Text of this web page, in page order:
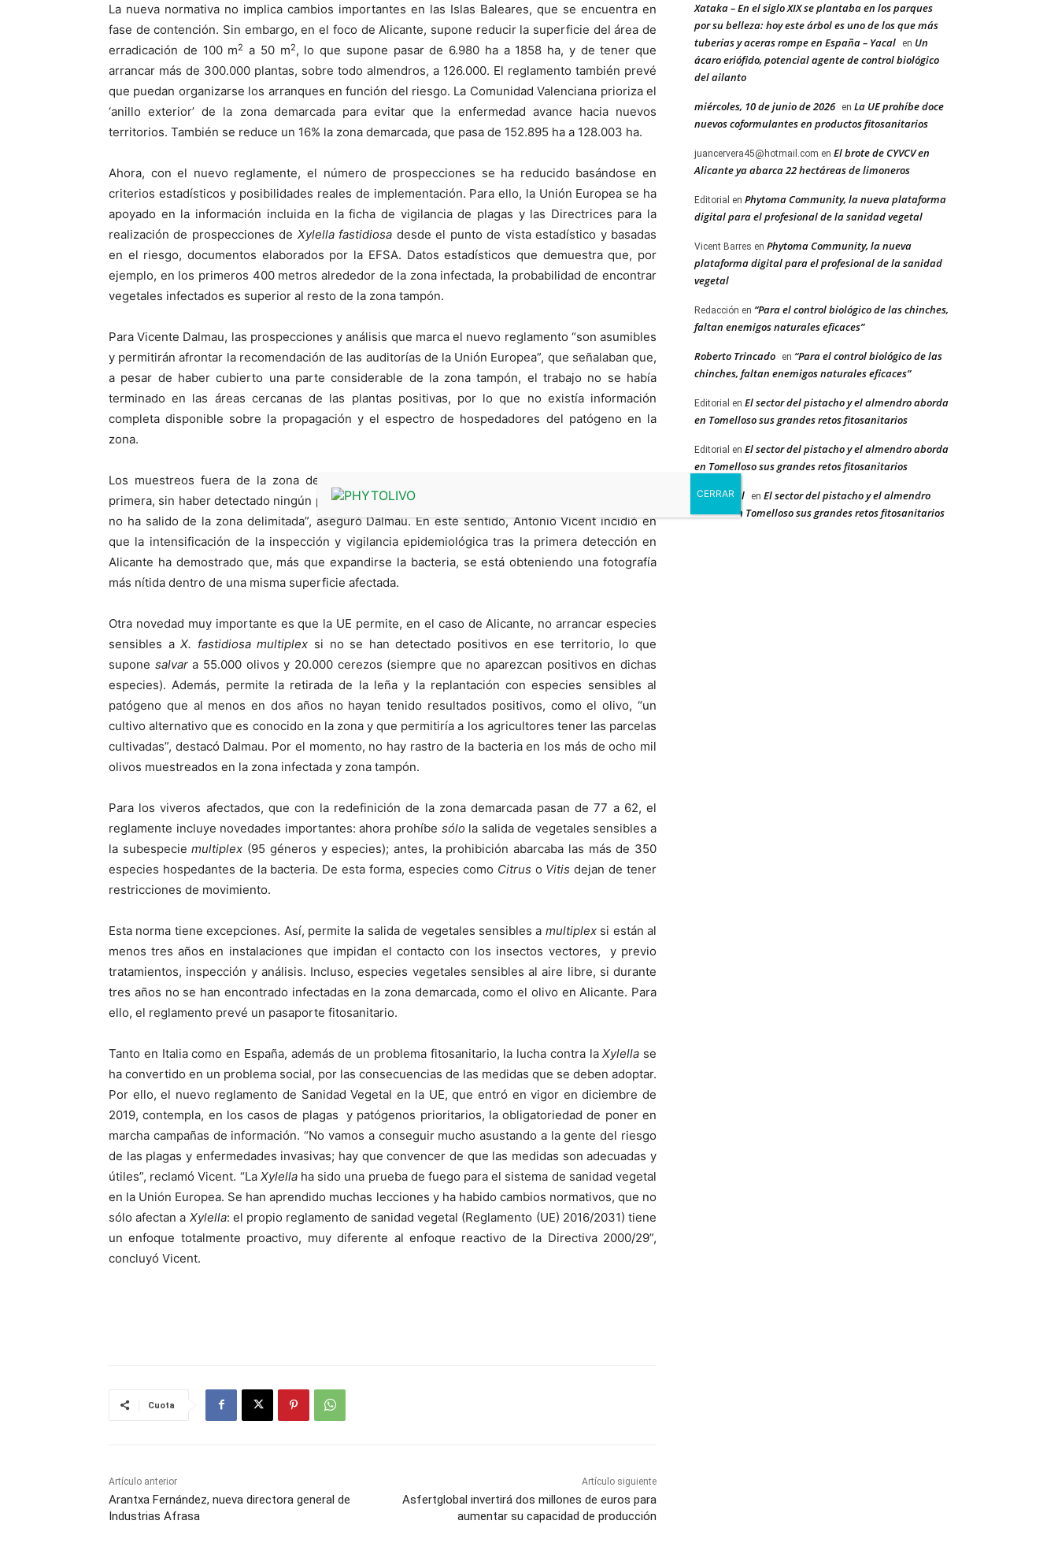
La nueva normativa no implica cambios importantes en las Islas Baleares, que se encuentra en
fase de contención. Sin embargo, en el foco de Alicante, supone reducir la superficie del área de
erradicación de 100 m2 a 50 m2, lo que supone pasar de 6.980 ha a 1858 ha, y de tener que
arrancar más de 300.000 plantas, sobre todo almendros, a 126.000. El reglamento también prevé
que puedan organizarse los arranques en función del riesgo. La Comunidad Valenciana prioriza el
‘anillo exterior’ de la zona demarcada para evitar que la enfermedad avance hacia nuevos
territorios. También se reduce un 16% la zona demarcada, que pasa de 152.895 ha a 128.003 ha.
Ahora, con el nuevo reglamente, el número de prospecciones se ha reducido basándose en
criterios estadísticos y posibilidades reales de implementación. Para ello, la Unión Europea se ha
apoyado en la información incluida en la ficha de vigilancia de plagas y las Directrices para la
realización de prospecciones de Xylella fastidiosa desde el punto de vista estadístico y basadas
en el riesgo, documentos elaborados por la EFSA. Datos estadísticos que demuestra que, por
ejemplo, en los primeros 400 metros alrededor de la zona infectada, la probabilidad de encontrar
vegetales infectados es superior al resto de la zona tampón.
Para Vicente Dalmau, las prospecciones y análisis que marca el nuevo reglamento “son asumibles
y permitirán afrontar la recomendación de las auditorías de la Unión Europea”, que señalaban que,
a pesar de haber cubierto una parte considerable de la zona tampón, el trabajo no se había
terminado en las áreas cercanas de las plantas positivas, por lo que no existía información
completa disponible sobre la propagación y el espectro de hospedadores del patógeno en la
zona.
Los muestreos fuera de la zona demarcada se han multiplicado en la zona que envuelve la
primera, sin haber detectado ningún positivo. “Tenemos una mayor certeza de que la enfermedad
no ha salido de la zona delimitada”, aseguró Dalmau. En este sentido, Antonio Vicent incidió en
que la intensificación de la inspección y vigilancia epidemiológica tras la primera detección en
Alicante ha demostrado que, más que expandirse la bacteria, se está obteniendo una fotografía
más nítida dentro de una misma superficie afectada.
Otra novedad muy importante es que la UE permite, en el caso de Alicante, no arrancar especies
sensibles aX. fastidiosa multiplex si no se han detectado positivos en ese territorio, lo que
supone salvara 55.000 olivos y 20.000 cerezos (siempre que no aparezcan positivos en dichas
especies). Además, permite la retirada de la leña y la replantación con especies sensibles al
patógeno que al menos en dos años no hayan tenido resultados positivos, como el olivo, “un
cultivo alternativo que es conocido en la zona y que permitiría a los agricultores tener las parcelas
cultivadas”, destacó Dalmau. Por el momento, no hay rastro de la bacteria en los más de ocho mil
olivos muestreados en la zona infectada y zona tampón.
Para los viveros afectados, que con la redefinición de la zona demarcada pasan de 77 a 62, el
reglamente incluye novedades importantes: ahora prohíbe sólola salida de vegetales sensibles a
la subespeciemultiplex (95 géneros y especies); antes, la prohibición abarcaba las más de 350
especies hospedantes de la bacteria. De esta forma, especies como Citrus o Vitis dejan de tener
restricciones de movimiento.
Esta norma tiene excepciones. Así, permite la salida de vegetales sensibles a multiplexsi están al
menos tres años en instalaciones que impidan el contacto con los insectos vectores, y previo
tratamientos, inspección y análisis. Incluso, especies vegetales sensibles al aire libre, si durante
tres años no se han encontrado infectadas en la zona demarcada, como el olivo en Alicante. Para
ello, el reglamento prevé un pasaporte fitosanitario.
Tanto en Italia como en España, además de un problema fitosanitario, la lucha contra laXylella se
ha convertido en un problema social, por las consecuencias de las medidas que se deben adoptar.
Por ello, el nuevo reglamento de Sanidad Vegetal en la UE, que entró en vigor en diciembre de
2019, contempla, en los casos de plagas y patógenos prioritarios, la obligatoriedad de poner en
marcha campañas de información. “No vamos a conseguir mucho asustando a la gente del riesgo
de las plagas y enfermedades invasivas; hay que convencer de que las medidas son adecuadas y
útiles”, reclamó Vicent. “La Xylellaha sido una prueba de fuego para el sistema de sanidad vegetal
en la Unión Europea. Se han aprendido muchas lecciones y ha habido cambios normativos, que no
sólo afectan a Xylella: el propio reglamento de sanidad vegetal (Reglamento (UE) 2016/2031) tiene
un enfoque totalmente proactivo, muy diferente al enfoque reactivo de la Directiva 2000/29”,
concluyó Vicent.
Cuota
Artículo anterior
Arantxa Fernández, nueva directora general de
Industrias Afrasa
Artículo siguiente
Asfertglobal invertirá dos millones de euros para
aumentar su capacidad de producción
Xataka – En el siglo XIX se plantaba en los parques
por su belleza: hoy este árbol es uno de los que más
tuberías y aceras rompe en España – Yacal
en Un
ácaro eriófido, potencial agente de control biológico
del ailanto
miércoles, 10 de junio de 2026 en La UE prohíbe doce
nuevos coformulantes en productos fitosanitarios
juancervera45@hotmail.com en El brote de CYVCV en
Alicante ya abarca 22 hectáreas de limoneros
Editorial en Phytoma Community, la nueva plataforma
digital para el profesional de la sanidad vegetal
Vicent Barres en Phytoma Community, la nueva
plataforma digital para el profesional de la sanidad
vegetal
Redacción en “Para el control biológico de las chinches,
faltan enemigos naturales eficaces”
Roberto Trincado en “Para el control biológico de las
chinches, faltan enemigos naturales eficaces”
Editorial en El sector del pistacho y el almendro aborda
en Tomelloso sus grandes retos fitosanitarios
Editorial en El sector del pistacho y el almendro aborda
en Tomelloso sus grandes retos fitosanitarios
Ejay Dehal en El sector del pistacho y el almendro
aborda en Tomelloso sus grandes retos fitosanitarios